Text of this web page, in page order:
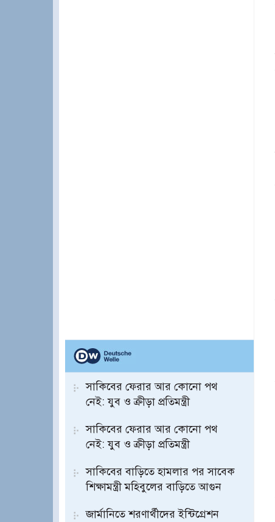
সাকিবের ফেরার আর কোনো পথ
নেই: যুব ও ক্রীড়া প্রতিমন্ত্রী
সাকিবের ফেরার আর কোনো পথ
নেই: যুব ও ক্রীড়া প্রতিমন্ত্রী
সাকিবের বাড়িতে হামলার পর সাবেক
শিক্ষামন্ত্রী মহিবুলের বাড়িতে আগুন
জার্মানিতে শরণার্থীদের ইন্টিগ্রেশন